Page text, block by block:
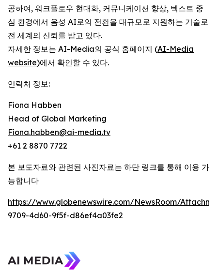
공하여, 워크플로우 현대화, 커뮤니케이션 향상, 텍스트 중
심 환경에서 음성 AI로의 전환을 대규모로 지원하는 기술로
전 세계의 신뢰를 받고 있다.
자세한 정보는 AI-Media의 공식 홈페이지 (AI-Media
website)에서 확인할 수 있다.
연락처 정보:
Fiona Habben
Head of Global Marketing
Fiona.habben@ai-media.tv
+61 2 8870 7722
본 보도자료와 관련된 사진자료는 하단 링크를 통해 이용 가
능합니다
https://www.globenewswire.com/NewsRoom/
9709-4d60-9f5f-d86ef4a03fe2